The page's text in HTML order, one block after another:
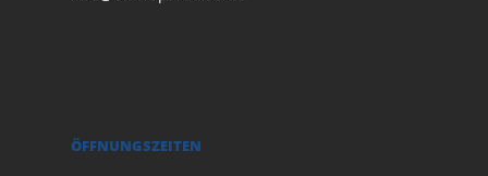
ÖFFNUNGSZEITEN